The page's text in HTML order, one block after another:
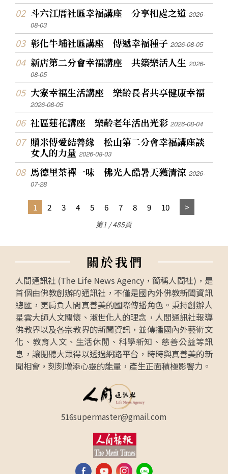
斗六江厝社區幸福講座 分享相處之道2026-
08-03
彰化牛埔社區講座 傳遞幸福種子2026-08-05
新店第二分會幸福講座 共築樂活人生2026-
08-05
大寮幸福生活講座 樂齡長者共享健康幸福
2026-08-05
社區蓮花講座 樂齡老年活出光彩2026-08-04
贈米傳愛結善緣 松山第二分會幸福講座談
女人的力量2026-08-03
馬德里茶禪一味 佛光人酷暑天獲清涼2026-
07-28
1 2 3 4 5 6 7 8 9 10
第1 / 485頁
關於我們
人間通訊社 (The Life News Agency，簡稱人間社)，是
首個由佛教創辦的通訊社，不僅是國內外佛教新聞資訊
總匯，更肩負人間真善美的國際傳播角色。秉持創辦人
星雲大師人文關懷、淑世化人的理念，人間通訊社報導
佛教界以及各宗教界的新聞資訊，並傳播國內外藝術文
化、教育人文、生活休閒、科學新知、慈善公益等訊
息，讓閱聽大眾得以透過網路平台，時時與真善美的新
聞相會，刻刻增添心靈的能量，產生正面積極影響力。
516supermaster@gmail.com